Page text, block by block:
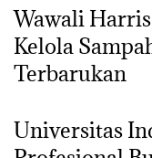
Wawali
Kelola
Terbarukan
Universitas